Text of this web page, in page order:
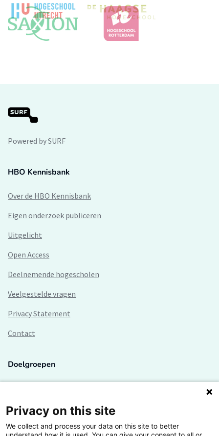
Powered by SURF
HBO Kennisbank
Over de HBO Kennisbank
Eigen onderzoek publiceren
Uitgelicht
Open Access
Deelnemende hogescholen
Veelgestelde vragen
Privacy Statement
Contact
Doelgroepen
Lectoren en onderzoekers
Bedrijven
Privacy on this site
We collect and process your data on this site to better